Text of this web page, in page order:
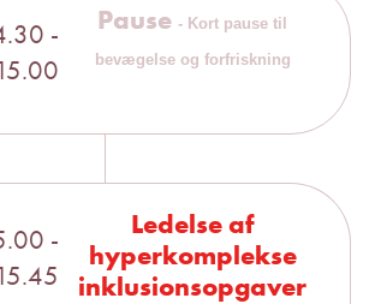
-
Pause- Kort pause til
bevægelse og forfriskning
-
Ledelse af
hyperkomplekse
inklusionsopgaver